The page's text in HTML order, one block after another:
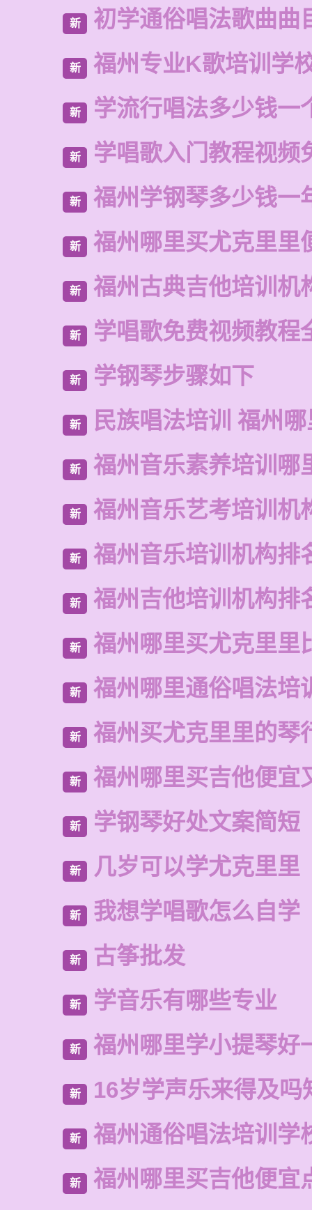
新 初学通俗唱法歌曲曲
新 福州专业K歌培训学
新 学流行唱法多少钱一
新 学唱歌入门教程视频
新 福州学钢琴多少钱一
新 福州哪里买尤克里里
新 福州古典吉他培训机
新 学唱歌免费视频教程
新 学钢琴步骤如下
新 民族唱法培训 福州
新 福州音乐素养培训哪
新 福州音乐艺考培训机
新 福州音乐培训机构排
新 福州吉他培训机构排
新 福州哪里买尤克里里
新 福州哪里通俗唱法培
新 福州买尤克里里的琴
新 福州哪里买吉他便宜
新 学钢琴好处文案简短
新 几岁可以学尤克里里
新 我想学唱歌怎么自学
新 古筝批发
新 学音乐有哪些专业
新 福州哪里学小提琴好
新 16岁学声乐来得及吗
新 福州通俗唱法培训学
新 福州哪里买吉他便宜